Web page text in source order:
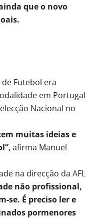
que o novo
Futebol era
em Portugal
Nacional no
muitas ideias e
, afirma Manuel
na direcção da AFL
não profissional,
se. É preciso ler e
pormenores